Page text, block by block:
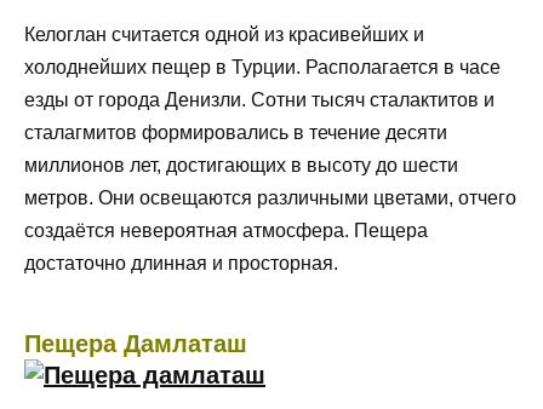
Келоглан считается одной из красивейших и
холоднейших пещер в Турции. Располагается в часе
езды от города Денизли. Сотни тысяч сталактитов и
сталагмитов формировались в течение десяти
миллионов лет, достигающих в высоту до шести
метров. Они освещаются различными цветами, отчего
создаётся невероятная атмосфера. Пещера
достаточно длинная и просторная.
Пещера Дамлаташ